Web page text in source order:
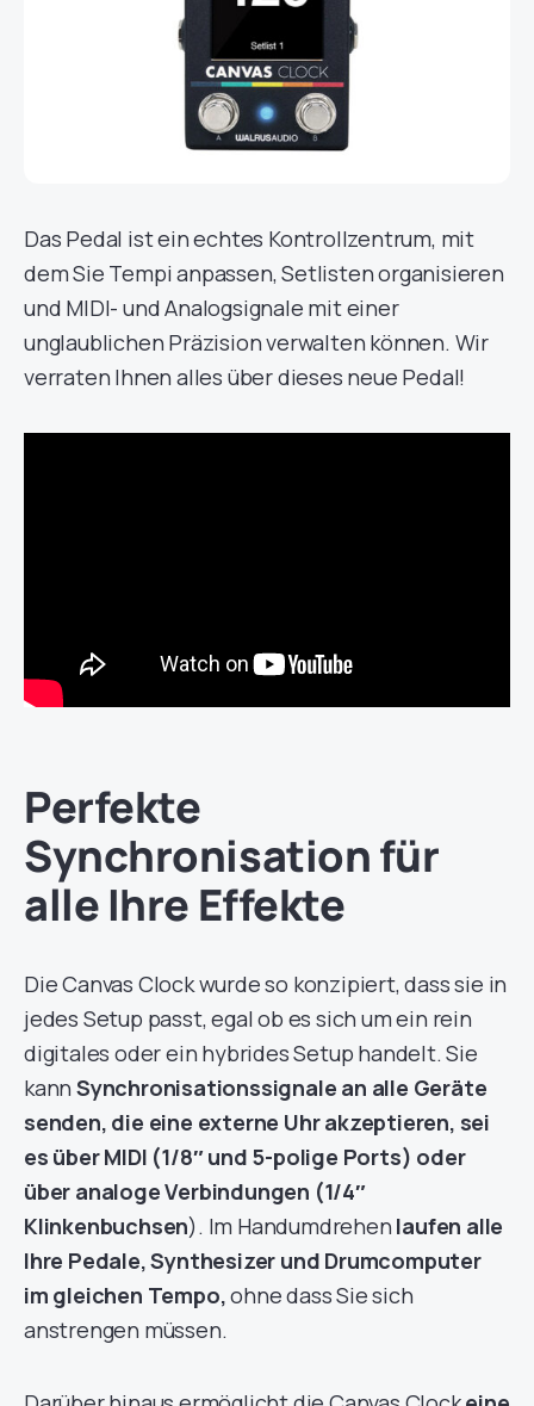
Das Pedal ist ein echtes Kontrollzentrum, mit
dem Sie Tempi anpassen, Setlisten organisieren
und MIDI- und Analogsignale mit einer
unglaublichen Präzision verwalten können. Wir
verraten Ihnen alles über dieses neue Pedal!
Perfekte
Synchronisation für
alle Ihre Effekte
Die Canvas Clock wurde so konzipiert, dass sie in
jedes Setup passt, egal ob es sich um ein rein
digitales oder ein hybrides Setup handelt. Sie
kann Synchronisationssignale an alle Geräte
senden, die eine externe Uhr akzeptieren, sei
es über MIDI (1/8″ und 5-polige Ports) oder
über analoge Verbindungen (1/4″
Klinkenbuchsen). Im Handumdrehen laufen alle
Ihre Pedale, Synthesizer und Drumcomputer
im gleichen Tempo,ohne dass Sie sich
anstrengen müssen.